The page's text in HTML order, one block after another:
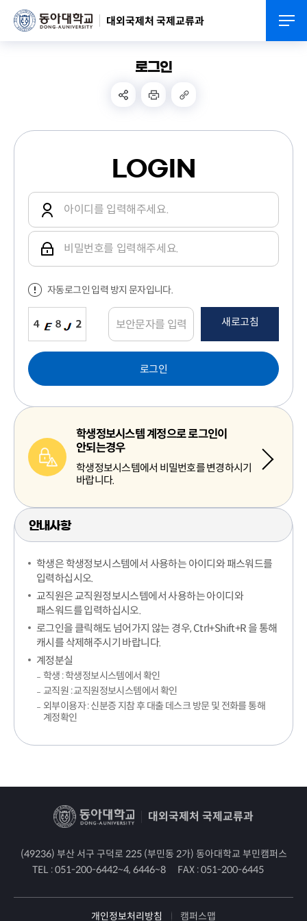
대외국제처 국제교류과
로그인
LOGIN
자동로그인 입력 방지 문자입니다.
새로고침
로그인
학생정보시스템 계정으로 로그인이
안되는경우
학생정보시스템에서 비밀번호를 변경하시기
바랍니다.
안내사항
학생은 학생정보시스템에서 사용하는 아이디와 패스워드를
입력하십시오.
교직원은 교직원정보시스템에서 사용하는 아이디와
패스워드를 입력하십시오.
로그인을 클릭해도 넘어가지 않는 경우, Ctrl+Shift+R 을 통해
캐시를 삭제해주시기 바랍니다.
계정분실
학생 : 학생정보시스템에서 확인
교직원 : 교직원정보시스템에서 확인
외부이용자 : 신분증 지참 후 대출 데스크 방문 및 전화를 통해
계정확인
대외국제처 국제교류과
(49236) 부산 서구 구덕로 225 (부민동 2가) 동아대학교 부민캠퍼스
TEL :051-200-6442~4, 6446~8 FAX :051-200-6445
개인정보처리방침 캠퍼스맵